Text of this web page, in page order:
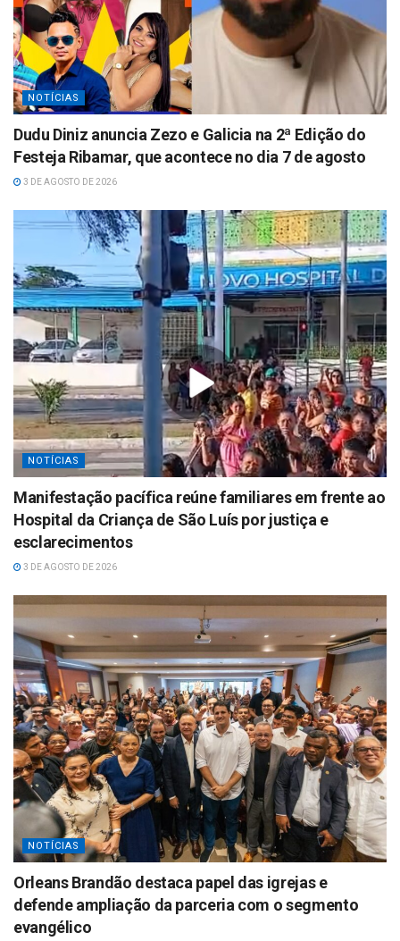
NOTÍCIAS
Dudu Diniz anuncia Zezo e Galicia na 2ª Edição do
Festeja Ribamar, que acontece no dia 7 de agosto
3 DE AGOSTO DE 2026
NOTÍCIAS
Manifestação pacífica reúne familiares em frente ao
Hospital da Criança de São Luís por justiça e
esclarecimentos
3 DE AGOSTO DE 2026
NOTÍCIAS
Orleans Brandão destaca papel das igrejas e
defende ampliação da parceria com o segmento
evangélico